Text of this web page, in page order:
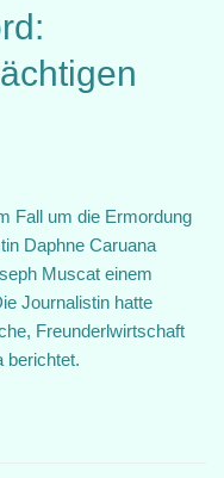
Fall um die Ermordung
Daphne Caruana
Muscat einem
Journalistin hatte
Freunderlwirtschaft
berichtet.